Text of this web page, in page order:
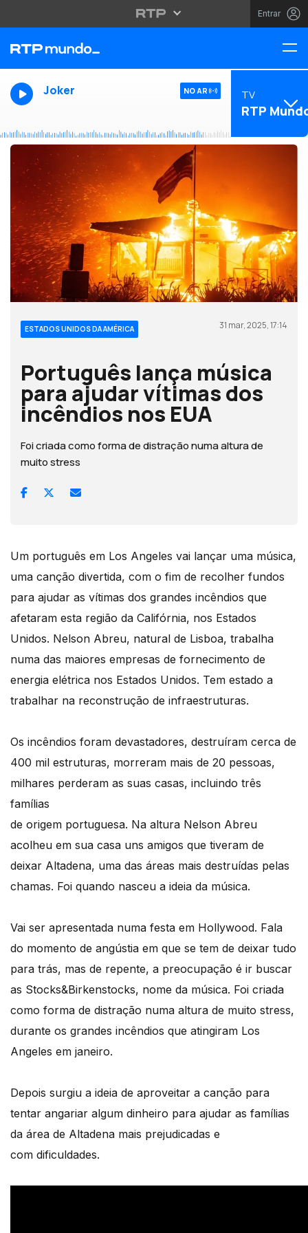
Entrar
Joker NO AR TV
RTP
ESTADOS UNIDOS DA AMÉRICA 31 mar, 2025, 17:14
Português lança música
para ajudar vítimas dos
incêndios nos EUA
Foi criada como forma de distração numa altura de
muito stress
Um português em Los Angeles vai lançar uma música,
uma canção divertida, com o fim de recolher fundos
para ajudar as vítimas dos grandes incêndios que
afetaram esta região da Califórnia, nos Estados
Unidos. Nelson Abreu, natural de Lisboa, trabalha
numa das maiores empresas de fornecimento de
energia elétrica nos Estados Unidos. Tem estado a
trabalhar na reconstrução de infraestruturas.
Os incêndios foram devastadores, destruíram cerca de
400 mil estruturas, morreram mais de 20 pessoas,
milhares perderam as suas casas, incluindo três
famílias
de origem portuguesa. Na altura Nelson Abreu
acolheu em sua casa uns amigos que tiveram de
deixar Altadena, uma das áreas mais destruídas pelas
chamas. Foi quando nasceu a ideia da música.
Vai ser apresentada numa festa em Hollywood. Fala
do momento de angústia em que se tem de deixar tudo
para trás, mas de repente, a preocupação é ir buscar
as Stocks&Birkenstocks, nome da música. Foi criada
como forma de distração numa altura de muito stress,
durante os grandes incêndios que atingiram Los
Angeles em janeiro.
Depois surgiu a ideia de aproveitar a canção para
tentar angariar algum dinheiro para ajudar as famílias
da área de Altadena mais prejudicadas e
com dificuldades.